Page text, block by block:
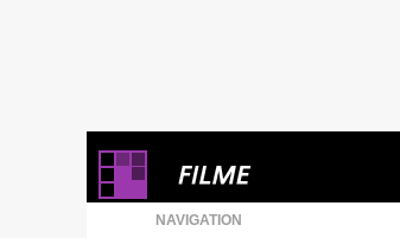
NAVIGATION